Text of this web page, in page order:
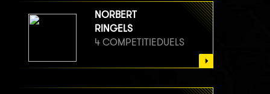
NORBERT
RINGELS
4 COMPETITIEDUELS